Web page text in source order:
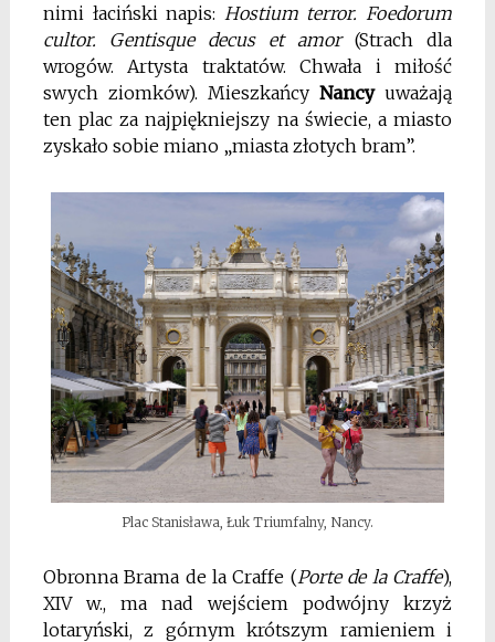
nimi łaciński napis: Hostium terror. Foedorum
cultor. Gentisque decus et amor(Strach dla
wrogów. Artysta traktatów. Chwała i miłość
swych ziomków). MieszkańcyNancyuważają
ten plac za najpiękniejszy na świecie, a miasto
zyskało sobie miano „miasta złotych bram”.
Plac Stanisława, Łuk Triumfalny, Nancy.
Obronna Brama de la Craffe (Porte de la Craffe),
XIV w., ma nad wejściem podwójny krzyż
lotaryński, z górnym krótszym ramieniem i